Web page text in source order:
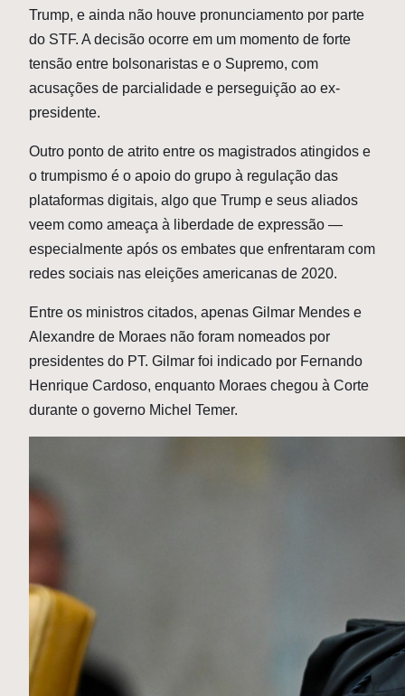
Trump, e ainda não houve pronunciamento por parte
do STF. A decisão ocorre em um momento de forte
tensão entre bolsonaristas e o Supremo, com
acusações de parcialidade e perseguição ao ex-
presidente.
Outro ponto de atrito entre os magistrados atingidos e
o trumpismo é o apoio do grupo à regulação das
plataformas digitais, algo que Trump e seus aliados
veem como ameaça à liberdade de expressão —
especialmente após os embates que enfrentaram com
redes sociais nas eleições americanas de 2020.
Entre os ministros citados, apenas Gilmar Mendes e
Alexandre de Moraes não foram nomeados por
presidentes do PT. Gilmar foi indicado por Fernando
Henrique Cardoso, enquanto Moraes chegou à Corte
durante o governo Michel Temer.